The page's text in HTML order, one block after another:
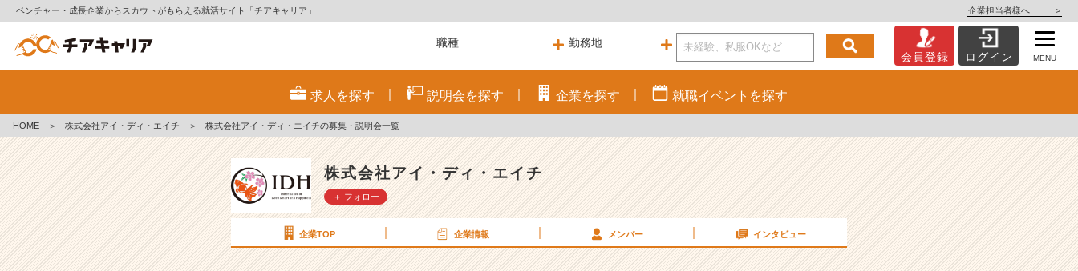
ベンチャー・成長企業からスカウトがもらえる就活サイト「チアキャリア」 企業担当者様へ >
社
ア
会員登録 ログイン MENU
求人を探す 説明会を探す 企業を探す 就職イベント を探す
HOME ＞ 株式会社アイ・ディ・エイチ ＞ 株式会社アイ・ディ・エイチの募集・説明会一覧
株式会社アイ・ディ・エイチ
＋ フォロー
企業TOP 企業情報 メンバー インタビュー